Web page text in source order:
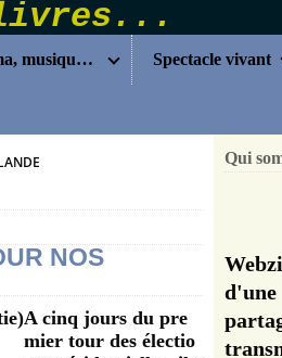
Festival (cinéma, musique...) Spectacle vivant
NOS
A cinq jours du pre
mier tour des électio
Qui